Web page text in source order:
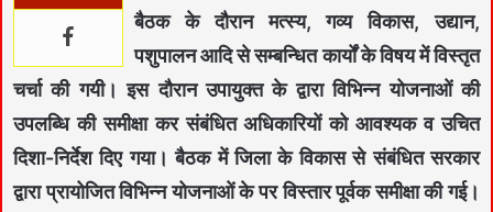
बैठक के दौरान मत्स्य, गव्य विकास, उद्यान,
पशुपालन आदि से सम्बन्धित कार्यों के विषय में विस्तृत
चर्चा की गयी। इस दौरान उपायुक्त के द्वारा विभिन्न योजनाओं की
उपलब्धि की समीक्षा कर संबंधित अधिकारियों को आवश्यक व उचित
दिशा-निर्देश दिए गया। बैठक में जिला के विकास से संबंधित सरकार
द्वारा प्रायोजित विभिन्न योजनाओं के पर विस्तार पूर्वक समीक्षा की गई।